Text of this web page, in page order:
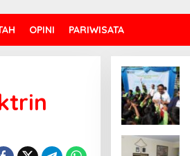
OPINI PARIWISATA